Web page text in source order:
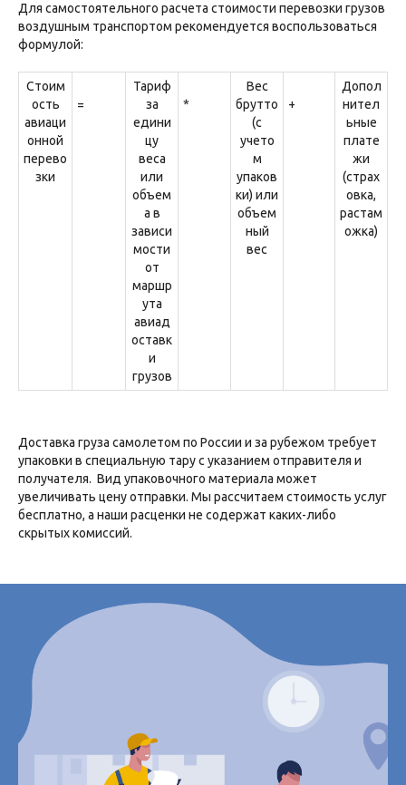
Для самостоятельного расчета стоимости перевозки грузов
воздушным транспортом рекомендуется воспользоваться
формулой:
Стоим
ость
авиаци
онной
перево
зки
=
Тариф
за
едини
цу
веса
или
объем
а в
зависи
мости
от
маршр
ута
авиад
оставк
и
грузов
*
Вес
брутто
(с
учето
м
упаков
ки) или
объем
ный
вес
+
Допол
нител
ьные
плате
жи
(страх
овка,
растам
ожка)
Доставка груза самолетом по России и за рубежом требует
упаковки в специальную тару с указанием отправителя и
получателя. Вид упаковочного материала может
увеличивать цену отправки. Мы рассчитаем стоимость услуг
бесплатно, а наши расценки не содержат каких-либо
скрытых комиссий.